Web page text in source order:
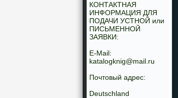
КОНТАКТНАЯ
ИНФОРМАЦИЯ ДЛЯ
ПОДАЧИ УСТНОЙ или
ПИСЬМЕННОЙ
ЗАЯВКИ:
E-Mail:
katalogknig@mail.ru
Почтовый адрес:
Deutschland